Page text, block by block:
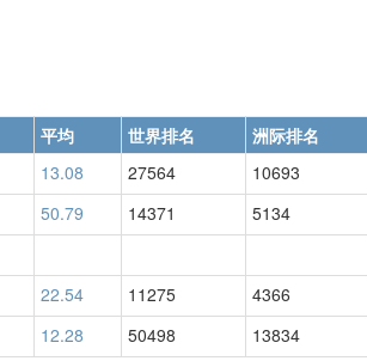
平均 世界排名 洲际排名
13.08 27564 10693
50.79 14371 5134
22.54 11275 4366
12.28 50498 13834